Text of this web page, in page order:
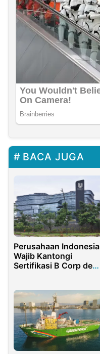
BACA JUGA
Perusahaan Indonesia
Wajib Kantongi
Sertifikasi B Corp demi